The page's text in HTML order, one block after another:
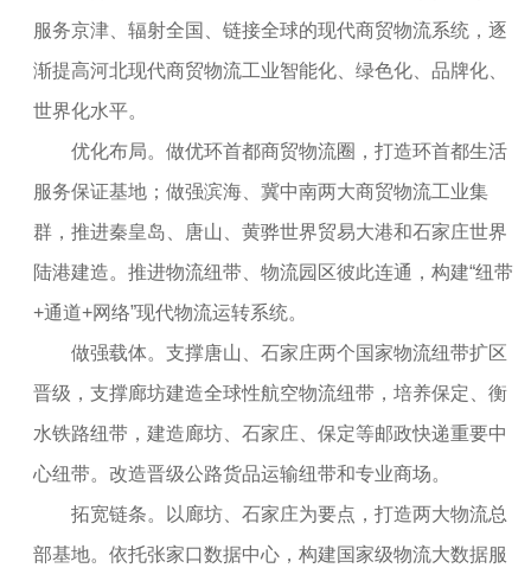
服务京津、辐射全国、链接全球的现代商贸物流系统，逐
渐提高河北现代商贸物流工业智能化、绿色化、品牌化、
世界化水平。
优化布局。做优环首都商贸物流圈，打造环首都生活
服务保证基地；做强滨海、冀中南两大商贸物流工业集
群，推进秦皇岛、唐山、黄骅世界贸易大港和石家庄世界
陆港建造。推进物流纽带、物流园区彼此连通，构建“纽带
+通道+网络”现代物流运转系统。
做强载体。支撑唐山、石家庄两个国家物流纽带扩区
晋级，支撑廊坊建造全球性航空物流纽带，培养保定、衡
水铁路纽带，建造廊坊、石家庄、保定等邮政快递重要中
心纽带。改造晋级公路货品运输纽带和专业商场。
拓宽链条。以廊坊、石家庄为要点，打造两大物流总
部基地。依托张家口数据中心，构建国家级物流大数据服